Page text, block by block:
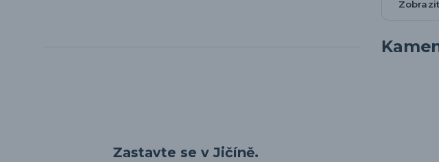
Zastavte se v Jičíně.